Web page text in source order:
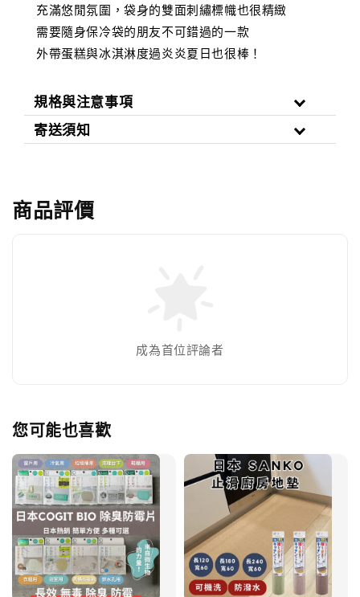
充滿悠閒氛圍，袋身的雙面刺繡標幟也很精緻
需要隨身保冷袋的朋友不可錯過的一款
外帶蛋糕與冰淇淋度過炎炎夏日也很棒！
規格與注意事項
寄送須知
商品評價
成為首位評論者
您可能也喜歡